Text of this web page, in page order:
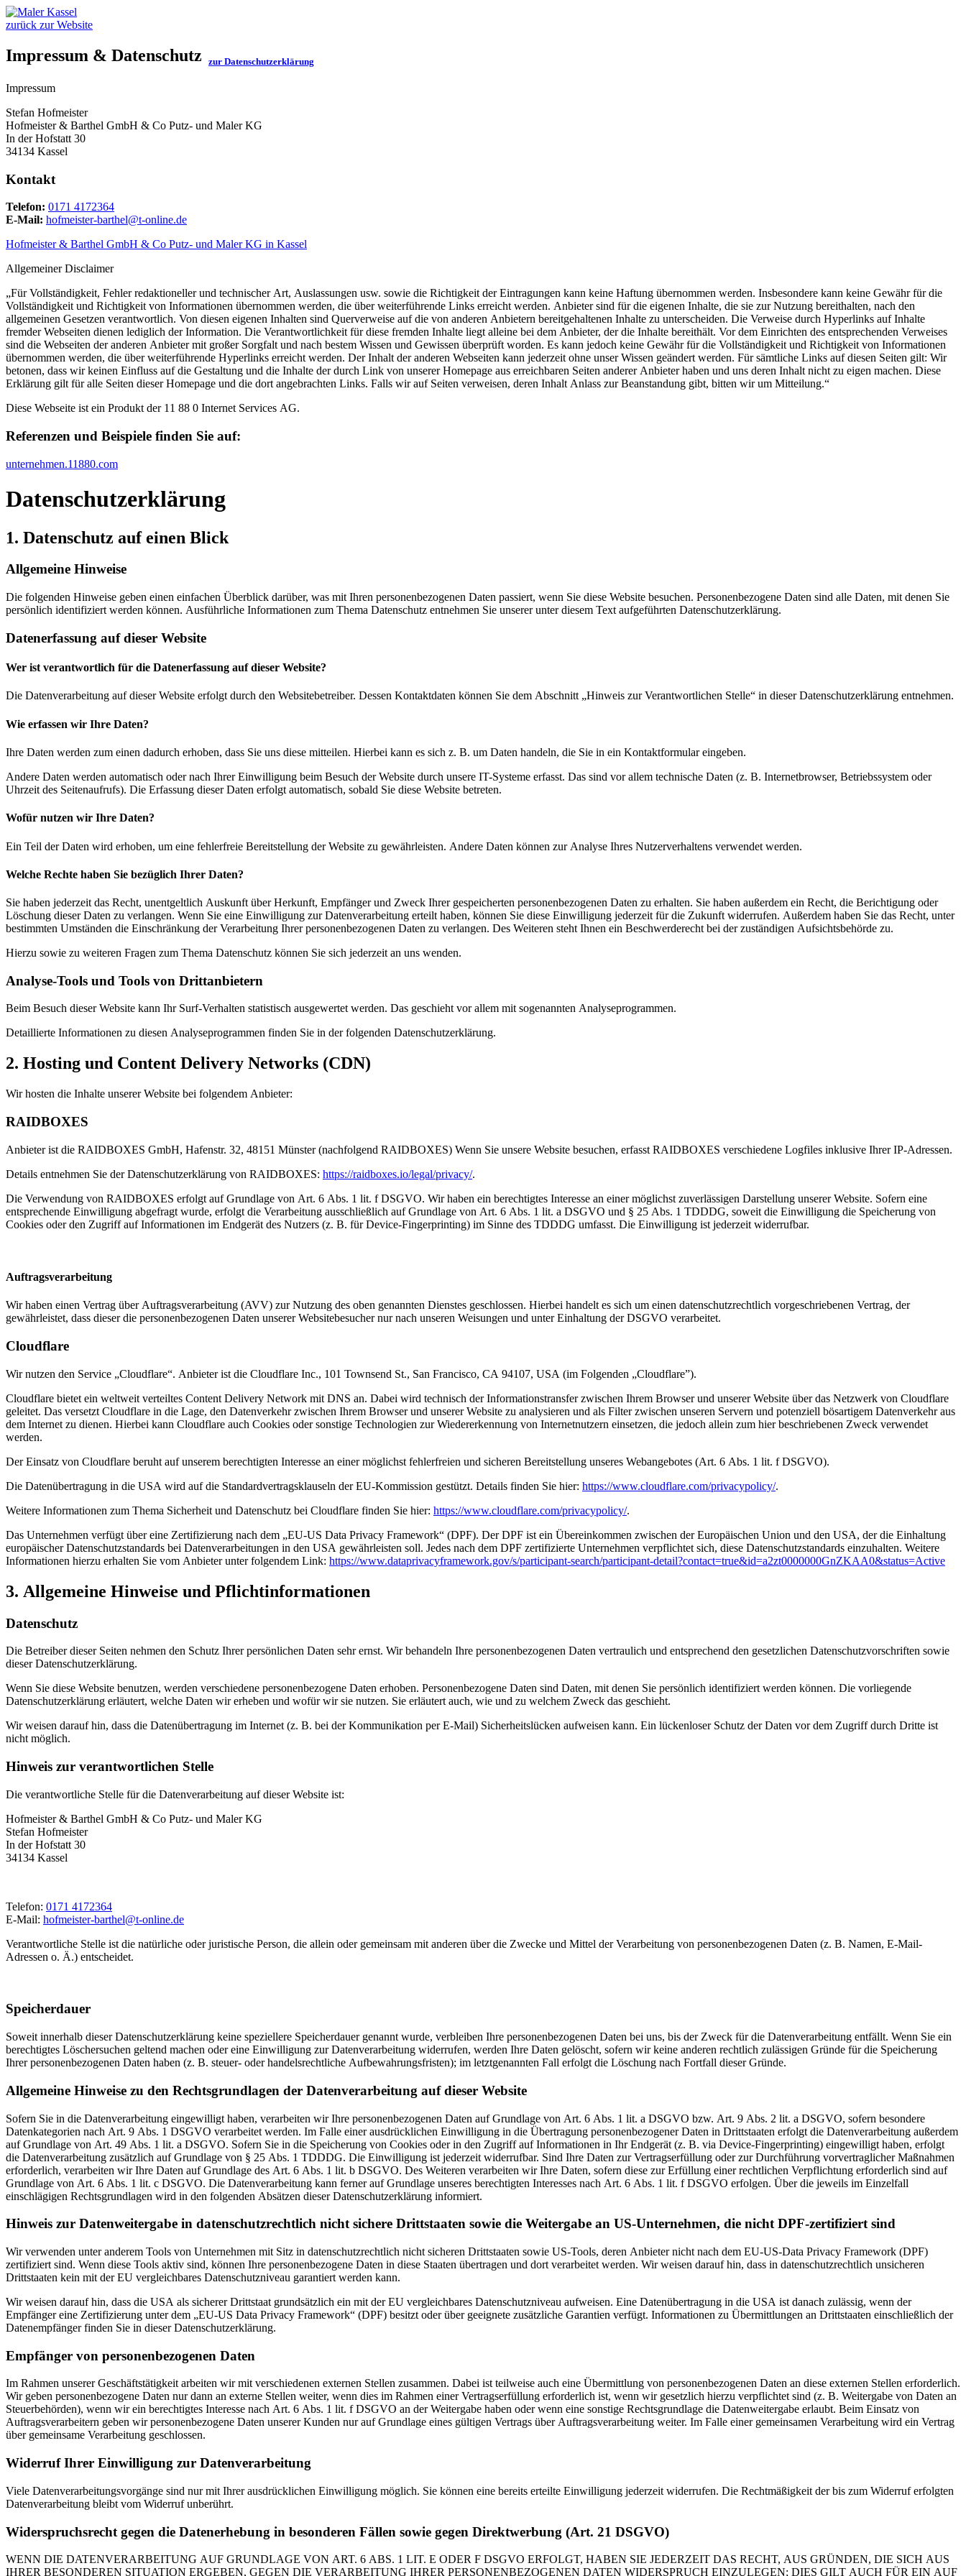
zurück zur Website
Impressum & Datenschutz zur Datenschutzerklärung
Impressum
Stefan Hofmeister
Hofmeister & Barthel GmbH & Co Putz- und Maler KG
In der Hofstatt 30
34134 Kassel
Kontakt
Telefon: 0171 4172364
E-Mail: hofmeister-barthel@t-online.de
Hofmeister & Barthel GmbH & Co Putz- und Maler KG in Kassel
Allgemeiner Disclaimer
„Für Vollständigkeit, Fehler redaktioneller und technischer Art, Auslassungen usw. sowie die Richtigkeit der Eintragungen kann keine Haftung übernommen werden. Insbesondere kann keine Gewähr für die
Vollständigkeit und Richtigkeit von Informationen übernommen werden, die über weiterführende Links erreicht werden. Anbieter sind für die eigenen Inhalte, die sie zur Nutzung bereithalten, nach den
allgemeinen Gesetzen verantwortlich. Von diesen eigenen Inhalten sind Querverweise auf die von anderen Anbietern bereitgehaltenen Inhalte zu unterscheiden. Die Verweise durch Hyperlinks auf Inhalte
fremder Webseiten dienen lediglich der Information. Die Verantwortlichkeit für diese fremden Inhalte liegt alleine bei dem Anbieter, der die Inhalte bereithält. Vor dem Einrichten des entsprechenden Verweises
sind die Webseiten der anderen Anbieter mit großer Sorgfalt und nach bestem Wissen und Gewissen überprüft worden. Es kann jedoch keine Gewähr für die Vollständigkeit und Richtigkeit von Informationen
übernommen werden, die über weiterführende Hyperlinks erreicht werden. Der Inhalt der anderen Webseiten kann jederzeit ohne unser Wissen geändert werden. Für sämtliche Links auf diesen Seiten gilt: Wir
betonen, dass wir keinen Einfluss auf die Gestaltung und die Inhalte der durch Link von unserer Homepage aus erreichbaren Seiten anderer Anbieter haben und uns deren Inhalt nicht zu eigen machen. Diese
Erklärung gilt für alle Seiten dieser Homepage und die dort angebrachten Links. Falls wir auf Seiten verweisen, deren Inhalt Anlass zur Beanstandung gibt, bitten wir um Mitteilung.“
Diese Webseite ist ein Produkt der 11 88 0 Internet Services AG.
Referenzen und Beispiele finden Sie auf:​
unternehmen.11880.com
Datenschutz­erklärung
1. Datenschutz auf einen Blick
Allgemeine Hinweise
Die folgenden Hinweise geben einen einfachen Überblick darüber, was mit Ihren personenbezogenen Daten passiert, wenn Sie diese Website besuchen. Personenbezogene Daten sind alle Daten, mit denen Sie
persönlich identifiziert werden können. Ausführliche Informationen zum Thema Datenschutz entnehmen Sie unserer unter diesem Text aufgeführten Datenschutzerklärung.
Datenerfassung auf dieser Website
Wer ist verantwortlich für die Datenerfassung auf dieser Website?
Die Datenverarbeitung auf dieser Website erfolgt durch den Websitebetreiber. Dessen Kontaktdaten können Sie dem Abschnitt „Hinweis zur Verantwortlichen Stelle“ in dieser Datenschutzerklärung entnehmen.
Wie erfassen wir Ihre Daten?
Ihre Daten werden zum einen dadurch erhoben, dass Sie uns diese mitteilen. Hierbei kann es sich z. B. um Daten handeln, die Sie in ein Kontaktformular eingeben.
Andere Daten werden automatisch oder nach Ihrer Einwilligung beim Besuch der Website durch unsere IT-Systeme erfasst. Das sind vor allem technische Daten (z. B. Internetbrowser, Betriebssystem oder
Uhrzeit des Seitenaufrufs). Die Erfassung dieser Daten erfolgt automatisch, sobald Sie diese Website betreten.
Wofür nutzen wir Ihre Daten?
Ein Teil der Daten wird erhoben, um eine fehlerfreie Bereitstellung der Website zu gewährleisten. Andere Daten können zur Analyse Ihres Nutzerverhaltens verwendet werden.
Welche Rechte haben Sie bezüglich Ihrer Daten?
Sie haben jederzeit das Recht, unentgeltlich Auskunft über Herkunft, Empfänger und Zweck Ihrer gespeicherten personenbezogenen Daten zu erhalten. Sie haben außerdem ein Recht, die Berichtigung oder
Löschung dieser Daten zu verlangen. Wenn Sie eine Einwilligung zur Datenverarbeitung erteilt haben, können Sie diese Einwilligung jederzeit für die Zukunft widerrufen. Außerdem haben Sie das Recht, unter
bestimmten Umständen die Einschränkung der Verarbeitung Ihrer personenbezogenen Daten zu verlangen. Des Weiteren steht Ihnen ein Beschwerderecht bei der zuständigen Aufsichtsbehörde zu.
Hierzu sowie zu weiteren Fragen zum Thema Datenschutz können Sie sich jederzeit an uns wenden.
Analyse-Tools und Tools von Dritt­anbietern
Beim Besuch dieser Website kann Ihr Surf-Verhalten statistisch ausgewertet werden. Das geschieht vor allem mit sogenannten Analyseprogrammen.
Detaillierte Informationen zu diesen Analyseprogrammen finden Sie in der folgenden Datenschutzerklärung.
2. Hosting und Content Delivery Networks (CDN)
Wir hosten die Inhalte unserer Website bei folgendem Anbieter:
RAIDBOXES
Anbieter ist die RAIDBOXES GmbH, Hafenstr. 32, 48151 Münster (nachfolgend RAIDBOXES) Wenn Sie unsere Website besuchen, erfasst RAIDBOXES verschiedene Logfiles inklusive Ihrer IP-Adressen.
Details entnehmen Sie der Datenschutzerklärung von RAIDBOXES: https://raidboxes.io/legal/privacy/.
Die Verwendung von RAIDBOXES erfolgt auf Grundlage von Art. 6 Abs. 1 lit. f DSGVO. Wir haben ein berechtigtes Interesse an einer möglichst zuverlässigen Darstellung unserer Website. Sofern eine
entsprechende Einwilligung abgefragt wurde, erfolgt die Verarbeitung ausschließlich auf Grundlage von Art. 6 Abs. 1 lit. a DSGVO und § 25 Abs. 1 TDDDG, soweit die Einwilligung die Speicherung von
Cookies oder den Zugriff auf Informationen im Endgerät des Nutzers (z. B. für Device-Fingerprinting) im Sinne des TDDDG umfasst. Die Einwilligung ist jederzeit widerrufbar.
Auftragsverarbeitung
Wir haben einen Vertrag über Auftragsverarbeitung (AVV) zur Nutzung des oben genannten Dienstes geschlossen. Hierbei handelt es sich um einen datenschutzrechtlich vorgeschriebenen Vertrag, der
gewährleistet, dass dieser die personenbezogenen Daten unserer Websitebesucher nur nach unseren Weisungen und unter Einhaltung der DSGVO verarbeitet.
Cloudflare
Wir nutzen den Service „Cloudflare“. Anbieter ist die Cloudflare Inc., 101 Townsend St., San Francisco, CA 94107, USA (im Folgenden „Cloudflare”).
Cloudflare bietet ein weltweit verteiltes Content Delivery Network mit DNS an. Dabei wird technisch der Informationstransfer zwischen Ihrem Browser und unserer Website über das Netzwerk von Cloudflare
geleitet. Das versetzt Cloudflare in die Lage, den Datenverkehr zwischen Ihrem Browser und unserer Website zu analysieren und als Filter zwischen unseren Servern und potenziell bösartigem Datenverkehr aus
dem Internet zu dienen. Hierbei kann Cloudflare auch Cookies oder sonstige Technologien zur Wiedererkennung von Internetnutzern einsetzen, die jedoch allein zum hier beschriebenen Zweck verwendet
werden.
Der Einsatz von Cloudflare beruht auf unserem berechtigten Interesse an einer möglichst fehlerfreien und sicheren Bereitstellung unseres Webangebotes (Art. 6 Abs. 1 lit. f DSGVO).
Die Datenübertragung in die USA wird auf die Standardvertragsklauseln der EU-Kommission gestützt. Details finden Sie hier: https://www.cloudflare.com/privacypolicy/.
Weitere Informationen zum Thema Sicherheit und Datenschutz bei Cloudflare finden Sie hier: https://www.cloudflare.com/privacypolicy/.
Das Unternehmen verfügt über eine Zertifizierung nach dem „EU-US Data Privacy Framework“ (DPF). Der DPF ist ein Übereinkommen zwischen der Europäischen Union und den USA, der die Einhaltung
europäischer Datenschutzstandards bei Datenverarbeitungen in den USA gewährleisten soll. Jedes nach dem DPF zertifizierte Unternehmen verpflichtet sich, diese Datenschutzstandards einzuhalten. Weitere
Informationen hierzu erhalten Sie vom Anbieter unter folgendem Link: https://www.dataprivacyframework.gov/s/participant-search/participant-detail?contact=true&id=a2zt0000000GnZKAA0&status=Active
3. Allgemeine Hinweise und Pflicht­informationen
Datenschutz
Die Betreiber dieser Seiten nehmen den Schutz Ihrer persönlichen Daten sehr ernst. Wir behandeln Ihre personenbezogenen Daten vertraulich und entsprechend den gesetzlichen Datenschutzvorschriften sowie
dieser Datenschutzerklärung.
Wenn Sie diese Website benutzen, werden verschiedene personenbezogene Daten erhoben. Personenbezogene Daten sind Daten, mit denen Sie persönlich identifiziert werden können. Die vorliegende
Datenschutzerklärung erläutert, welche Daten wir erheben und wofür wir sie nutzen. Sie erläutert auch, wie und zu welchem Zweck das geschieht.
Wir weisen darauf hin, dass die Datenübertragung im Internet (z. B. bei der Kommunikation per E-Mail) Sicherheitslücken aufweisen kann. Ein lückenloser Schutz der Daten vor dem Zugriff durch Dritte ist
nicht möglich.
Hinweis zur verantwortlichen Stelle
Die verantwortliche Stelle für die Datenverarbeitung auf dieser Website ist:
Hofmeister & Barthel GmbH & Co Putz- und Maler KG
Stefan Hofmeister
In der Hofstatt 30
34134 Kassel
Telefon: 0171 4172364
E-Mail: hofmeister-barthel@t-online.de
Verantwortliche Stelle ist die natürliche oder juristische Person, die allein oder gemeinsam mit anderen über die Zwecke und Mittel der Verarbeitung von personenbezogenen Daten (z. B. Namen, E-Mail-
Adressen o. Ä.) entscheidet.
Speicherdauer
Soweit innerhalb dieser Datenschutzerklärung keine speziellere Speicherdauer genannt wurde, verbleiben Ihre personenbezogenen Daten bei uns, bis der Zweck für die Datenverarbeitung entfällt. Wenn Sie ein
berechtigtes Löschersuchen geltend machen oder eine Einwilligung zur Datenverarbeitung widerrufen, werden Ihre Daten gelöscht, sofern wir keine anderen rechtlich zulässigen Gründe für die Speicherung
Ihrer personenbezogenen Daten haben (z. B. steuer- oder handelsrechtliche Aufbewahrungsfristen); im letztgenannten Fall erfolgt die Löschung nach Fortfall dieser Gründe.
Allgemeine Hinweise zu den Rechtsgrundlagen der Datenverarbeitung auf dieser Website
Sofern Sie in die Datenverarbeitung eingewilligt haben, verarbeiten wir Ihre personenbezogenen Daten auf Grundlage von Art. 6 Abs. 1 lit. a DSGVO bzw. Art. 9 Abs. 2 lit. a DSGVO, sofern besondere
Datenkategorien nach Art. 9 Abs. 1 DSGVO verarbeitet werden. Im Falle einer ausdrücklichen Einwilligung in die Übertragung personenbezogener Daten in Drittstaaten erfolgt die Datenverarbeitung außerdem
auf Grundlage von Art. 49 Abs. 1 lit. a DSGVO. Sofern Sie in die Speicherung von Cookies oder in den Zugriff auf Informationen in Ihr Endgerät (z. B. via Device-Fingerprinting) eingewilligt haben, erfolgt
die Datenverarbeitung zusätzlich auf Grundlage von § 25 Abs. 1 TDDDG. Die Einwilligung ist jederzeit widerrufbar. Sind Ihre Daten zur Vertragserfüllung oder zur Durchführung vorvertraglicher Maßnahmen
erforderlich, verarbeiten wir Ihre Daten auf Grundlage des Art. 6 Abs. 1 lit. b DSGVO. Des Weiteren verarbeiten wir Ihre Daten, sofern diese zur Erfüllung einer rechtlichen Verpflichtung erforderlich sind auf
Grundlage von Art. 6 Abs. 1 lit. c DSGVO. Die Datenverarbeitung kann ferner auf Grundlage unseres berechtigten Interesses nach Art. 6 Abs. 1 lit. f DSGVO erfolgen. Über die jeweils im Einzelfall
einschlägigen Rechtsgrundlagen wird in den folgenden Absätzen dieser Datenschutzerklärung informiert.
Hinweis zur Datenweitergabe in datenschutzrechtlich nicht sichere Drittstaaten sowie die Weitergabe an US-Unternehmen, die nicht DPF-zertifiziert sind
Wir verwenden unter anderem Tools von Unternehmen mit Sitz in datenschutzrechtlich nicht sicheren Drittstaaten sowie US-Tools, deren Anbieter nicht nach dem EU-US-Data Privacy Framework (DPF)
zertifiziert sind. Wenn diese Tools aktiv sind, können Ihre personenbezogene Daten in diese Staaten übertragen und dort verarbeitet werden. Wir weisen darauf hin, dass in datenschutzrechtlich unsicheren
Drittstaaten kein mit der EU vergleichbares Datenschutzniveau garantiert werden kann.
Wir weisen darauf hin, dass die USA als sicherer Drittstaat grundsätzlich ein mit der EU vergleichbares Datenschutzniveau aufweisen. Eine Datenübertragung in die USA ist danach zulässig, wenn der
Empfänger eine Zertifizierung unter dem „EU-US Data Privacy Framework“ (DPF) besitzt oder über geeignete zusätzliche Garantien verfügt. Informationen zu Übermittlungen an Drittstaaten einschließlich der
Datenempfänger finden Sie in dieser Datenschutzerklärung.
Empfänger von personenbezogenen Daten
Im Rahmen unserer Geschäftstätigkeit arbeiten wir mit verschiedenen externen Stellen zusammen. Dabei ist teilweise auch eine Übermittlung von personenbezogenen Daten an diese externen Stellen erforderlich.
Wir geben personenbezogene Daten nur dann an externe Stellen weiter, wenn dies im Rahmen einer Vertragserfüllung erforderlich ist, wenn wir gesetzlich hierzu verpflichtet sind (z. B. Weitergabe von Daten an
Steuerbehörden), wenn wir ein berechtigtes Interesse nach Art. 6 Abs. 1 lit. f DSGVO an der Weitergabe haben oder wenn eine sonstige Rechtsgrundlage die Datenweitergabe erlaubt. Beim Einsatz von
Auftragsverarbeitern geben wir personenbezogene Daten unserer Kunden nur auf Grundlage eines gültigen Vertrags über Auftragsverarbeitung weiter. Im Falle einer gemeinsamen Verarbeitung wird ein Vertrag
über gemeinsame Verarbeitung geschlossen.
Widerruf Ihrer Einwilligung zur Datenverarbeitung
Viele Datenverarbeitungsvorgänge sind nur mit Ihrer ausdrücklichen Einwilligung möglich. Sie können eine bereits erteilte Einwilligung jederzeit widerrufen. Die Rechtmäßigkeit der bis zum Widerruf erfolgten
Datenverarbeitung bleibt vom Widerruf unberührt.
Widerspruchsrecht gegen die Datenerhebung in besonderen Fällen sowie gegen Direktwerbung (Art. 21 DSGVO)
WENN DIE DATENVERARBEITUNG AUF GRUNDLAGE VON ART. 6 ABS. 1 LIT. E ODER F DSGVO ERFOLGT, HABEN SIE JEDERZEIT DAS RECHT, AUS GRÜNDEN, DIE SICH AUS
IHRER BESONDEREN SITUATION ERGEBEN, GEGEN DIE VERARBEITUNG IHRER PERSONENBEZOGENEN DATEN WIDERSPRUCH EINZULEGEN; DIES GILT AUCH FÜR EIN AUF